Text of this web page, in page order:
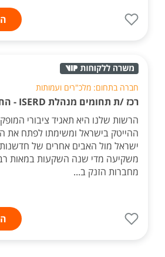
חברה בתחום: מלכ"רים ועמותות
רכז /ת תחומים מנהלת ISERD - החלפה לחל"ד
הרשות שלנו היא תאגיד ציבורי
ההייטק בישראל ומשימתו לפתח את
ישראל מול האבים אחרים של
משקיעה מדי שנה השקעות במאות
מחברות הזנק ב...